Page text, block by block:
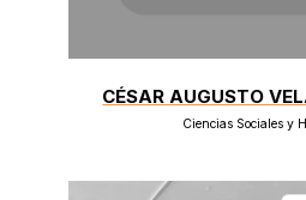
CÉSAR AUGUSTO
Ciencias Sociales y